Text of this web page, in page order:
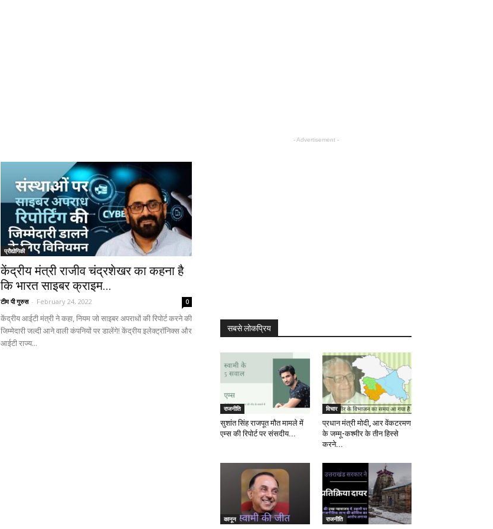
प्रौद्योगिकी
केंद्रीय मंत्री राजीव चंद्रशेखर का कहना है
कि भारत साइबर क्राइम...
टीम पी गुरुस - February 24, 2022 0
केंद्रीय आईटी मंत्री ने कहा, नियम जो साइबर अपराधों की रिपोर्ट करने की
जिम्मेदारी जल्दी आने वाली कंपनियों पर डालेंगे! केंद्रीय इलेक्ट्रॉनिक्स और
आईटी राज्य...
- Advertisement -
सबसे लोकप्रिय
राजनीति
सुशांत सिंह राजपूत मौत मामले में
एम्स की रिपोर्ट पर संसदीय...
विचार
प्रधान मंत्री मोदी, आर वेंकटरमण
के जम्मू-कश्मीर के तीन हिस्से
करने...
कानून राजनीति